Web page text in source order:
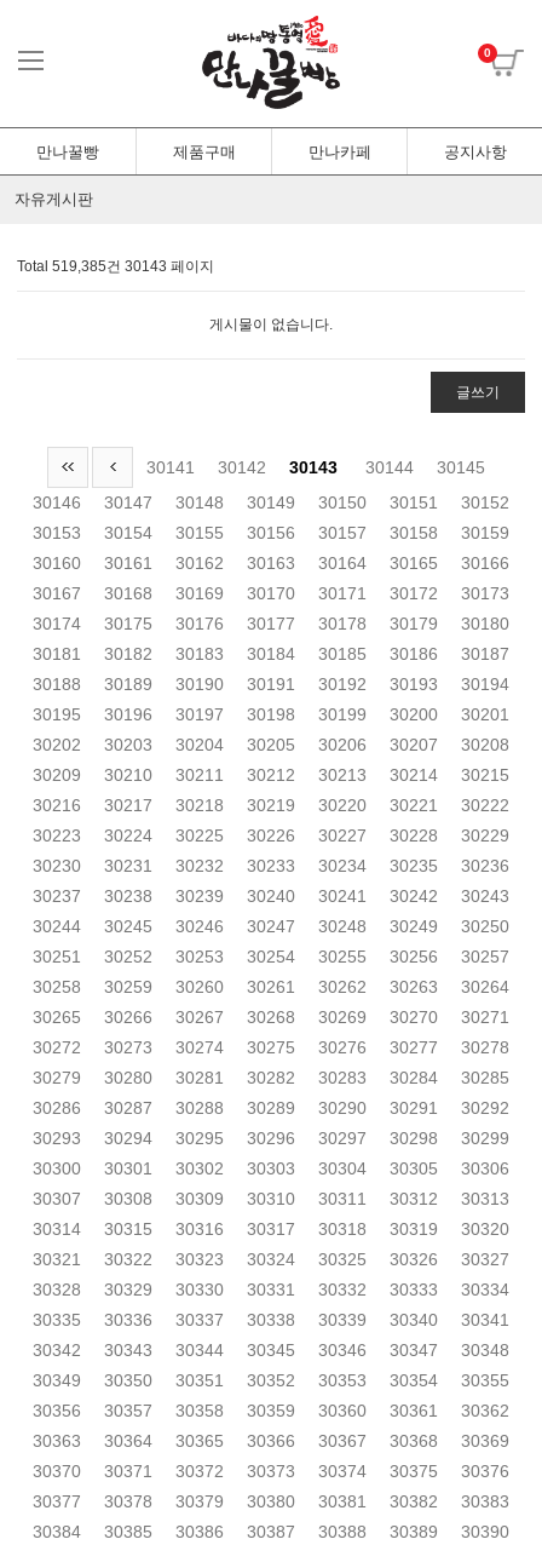
0
만나꿀빵 제품구매 만나카페 공지사항
자유게시판
Total 519,385건 30143 페이지
게시물이 없습니다.
글쓰기
30141 30142 30143 30144
30145
30146
30147 30148 30149 30150 30151
30152
30153
30154 30155 30156 30157 30158
30159
30160
30161 30162 30163 30164 30165
30166
30167
30168 30169 30170 30171 30172
30173
30174
30175 30176 30177 30178 30179
30180
30181
30182 30183 30184 30185 30186
30187
30188
30189 30190 30191 30192 30193
30194
30195
30196 30197 30198 30199 30200
30201
30202
30203 30204 30205 30206 30207
30208
30209
30210 30211 30212 30213 30214
30215
30216
30217 30218 30219 30220 30221
30222
30223
30224 30225 30226 30227 30228
30229
30230
30231 30232 30233 30234 30235
30236
30237
30238 30239 30240 30241 30242
30243
30244
30245 30246 30247 30248 30249
30250
30251
30252 30253 30254 30255 30256
30257
30258
30259 30260 30261 30262 30263
30264
30265
30266 30267 30268 30269 30270
30271
30272
30273 30274 30275 30276 30277
30278
30279
30280 30281 30282 30283 30284
30285
30286
30287 30288 30289 30290 30291
30292
30293
30294 30295 30296 30297 30298
30299
30300
30301 30302 30303 30304 30305
30306
30307
30308 30309 30310 30311 30312
30313
30314
30315 30316 30317 30318 30319
30320
30321
30322 30323 30324 30325 30326
30327
30328
30329 30330 30331 30332 30333
30334
30335
30336 30337 30338 30339 30340
30341
30342
30343 30344 30345 30346 30347
30348
30349
30350 30351 30352 30353 30354
30355
30356
30357 30358 30359 30360 30361
30362
30363
30364 30365 30366 30367 30368
30369
30370
30371 30372 30373 30374 30375
30376
30377
30378 30379 30380 30381 30382
30383
30384
30385 30386 30387 30388 30389
30390